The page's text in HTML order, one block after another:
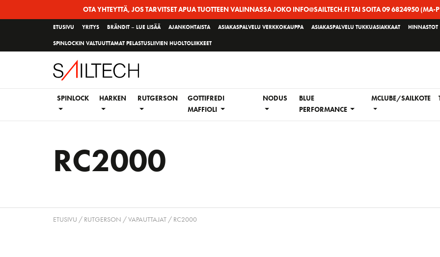
OTA YHTEYTTÄ, JOS TARVITSET APUA TUOTTEEN VALINNASSA JOKO INFO@SAILTECH.FI TAI SOITA 09 6824950
ETUSIVU YRITYS BRÄNDIT – LUE LISÄÄ AJANKOHTAISTA ASIAKASPALVELU VERKKOKAUPPA ASIAKASPALVELU TUKKUASIAKKAAT HINNASTOT
SPINLOCKIN VALTUUTTAMAT PELASTUSLIIVIEN HUOLTOLIIKKEET
SPINLOCK HARKEN RUTGERSON
GOTTIFREDI
MAFFIOLI
NODUS
BLUE
PERFORMANCE
MCLUBE/SAILKOTE
RC2000
ETUSIVU / RUTGERSON /VAPAUTTAJAT/ RC2000